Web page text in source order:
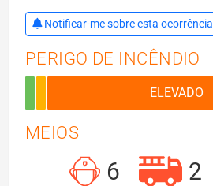
Notificar-me sobre esta ocorrência
PERIGO DE INCÊNDIO
MEIOS
6 2